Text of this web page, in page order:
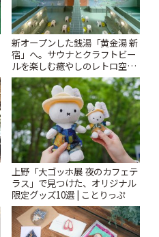
新オープンした銭湯「黄金湯 新
宿」へ。サウナとクラフトビー
ルを楽しむ癒やしのレトロ空間
| ことりっぷ
上野「大ゴッホ展 夜のカフェテ
ラス」で見つけた、オリジナル
限定グッズ10選 | ことりっぷ